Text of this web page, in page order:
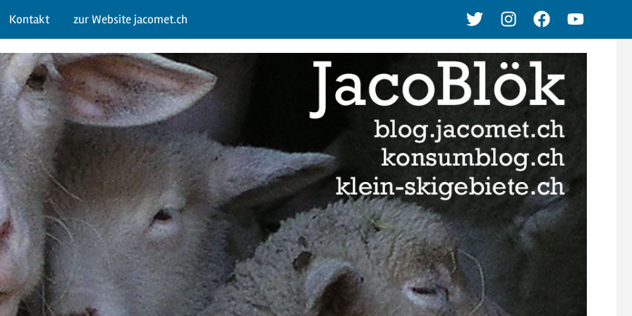
TwitterInstagramFacebookYoutube
Kontakt zur Website jacomet.ch